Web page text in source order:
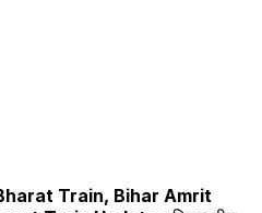
Train, Bihar Amrit